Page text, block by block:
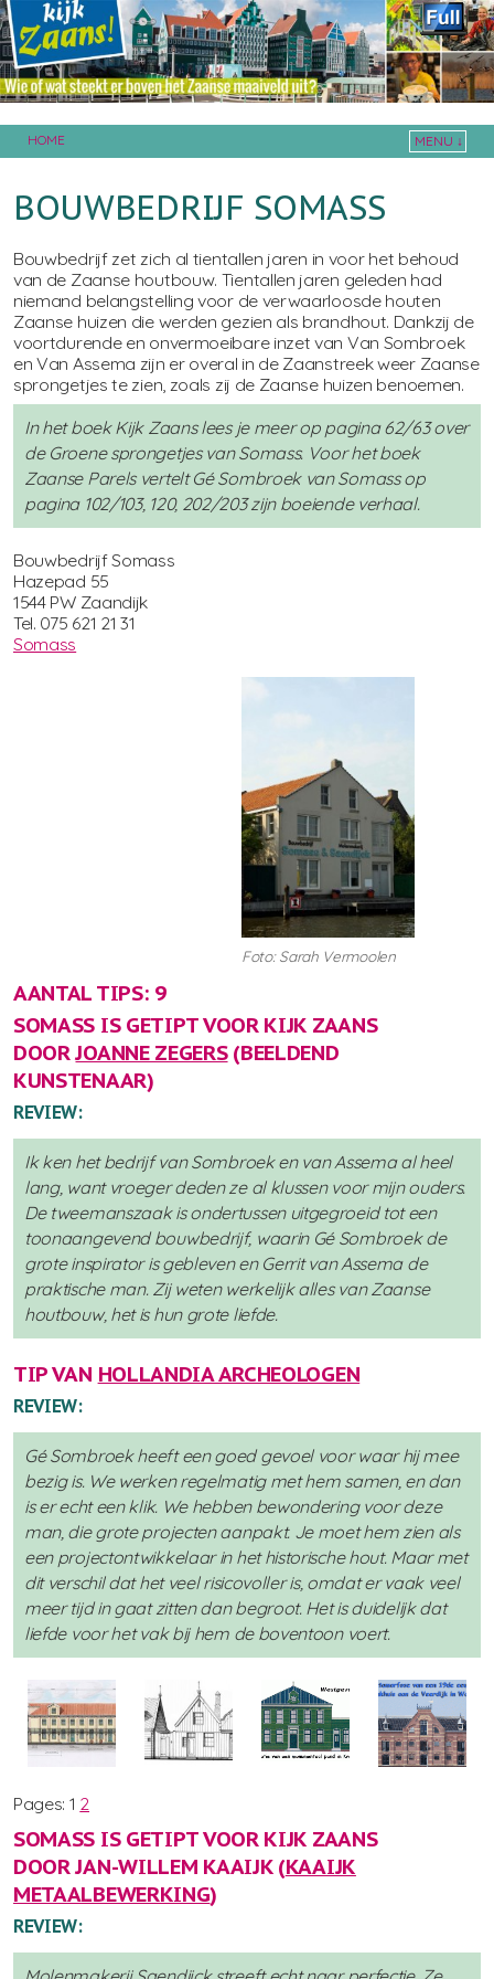
HOME
MENU ↓
BOUWBEDRIJF SOMASS
Bouwbedrijf zet zich al tientallen jaren in voor het behoud
van de Zaanse houtbouw. Tientallen jaren geleden had
niemand belangstelling voor de verwaarloosde houten
Zaanse huizen die werden gezien als brandhout. Dankzij de
voortdurende en onvermoeibare inzet van Van Sombroek
en Van Assema zijn er overal in de Zaanstreek weer Zaanse
sprongetjes te zien, zoals zij de Zaanse huizen benoemen.
In het boek Kijk Zaans lees je meer op pagina 62/63 over
de Groene sprongetjes van Somass. Voor het boek
Zaanse Parels vertelt Gé Sombroek van Somass op
pagina 102/103, 120, 202/203 zijn boeiende verhaal.
Bouwbedrijf Somass
Hazepad 55
1544 PW Zaandijk
Tel. 075 621 21 31
Somass
Foto: Sarah Vermoolen
AANTAL TIPS: 9
SOMASS IS GETIPT VOOR KIJK ZAANS
DOORJOANNE ZEGERS(BEELDEND
KUNSTENAAR)
REVIEW:
Ik ken het bedrijf van Sombroek en van Assema al heel
lang, want vroeger deden ze al klussen voor mijn ouders.
De tweemanszaak is ondertussen uitgegroeid tot een
toonaangevend bouwbedrijf, waarin Gé Sombroek de
grote inspirator is gebleven en Gerrit van Assema de
praktische man. Zij weten werkelijk alles van Zaanse
houtbouw, het is hun grote liefde.
TIP VAN HOLLANDIA ARCHEOLOGEN
REVIEW:
Gé Sombroek heeft een goed gevoel voor waar hij mee
bezig is. We werken regelmatig met hem samen, en dan
is er echt een klik. We hebben bewondering voor deze
man, die grote projecten aanpakt. Je moet hem zien als
een projectontwikkelaar in het historische hout. Maar met
dit verschil dat het veel risicovoller is, omdat er vaak veel
meer tijd in gaat zitten dan begroot. Het is duidelijk dat
liefde voor het vak bij hem de boventoon voert.
Pages: 1 2
SOMASS IS GETIPT VOOR KIJK ZAANS
DOOR JAN-WILLEM KAAIJK (KAAIJK
METAALBEWERKING)
REVIEW: